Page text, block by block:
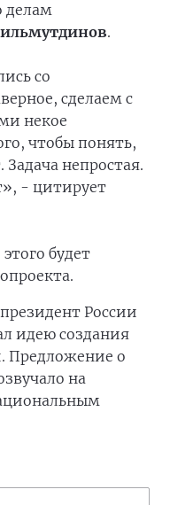
делам
.
со
сделаем с
некое
чтобы понять,
Задача непростая.
- цитирует
будет
России
идею создания
Предложение о
на